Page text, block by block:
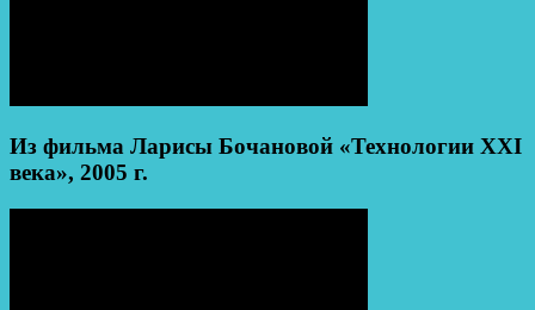
Из фильма Ларисы Бочановой «Технологии XXI
века», 2005 г.